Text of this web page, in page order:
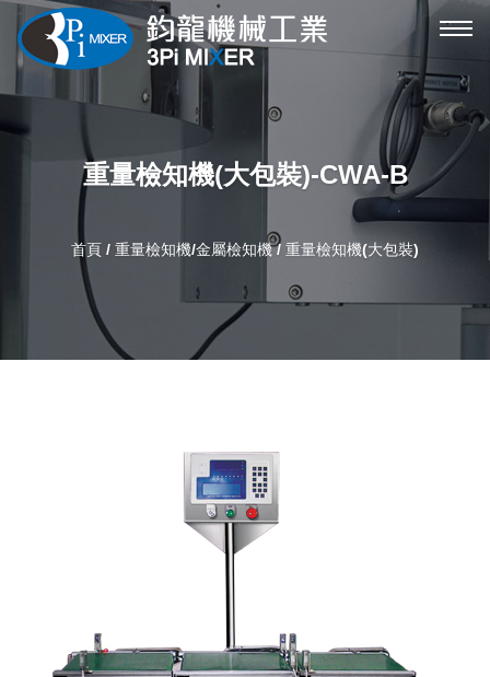
攪
機
機
械
重量檢知機(大包裝)-CWA-B
首頁 / 重量檢知機/金屬檢知機/ 重量檢知機(大包裝)